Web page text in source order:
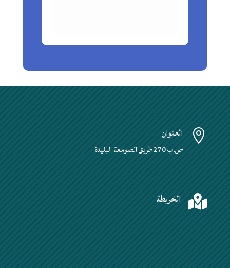
 العنوان
ص.ب 270 طريق الصومعة البليدة
 الخريطة